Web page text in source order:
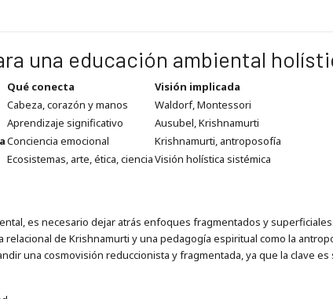
una educación ambiental
Qué conecta
Visión implicada
Cabeza, corazón y manos
Waldorf, Montessori
Aprendizaje significativo
Ausubel, Krishnamurti
Conciencia emocional
Krishnamurti, antroposofía
Ecosistemas, arte, ética, cienciaVisión holística sistémica
es necesario dejar atrás enfoques fragmentados y
de Krishnamurti y una pedagogía espiritual como la
una cosmovisión reduccionista y fragmentada, ya que la clave